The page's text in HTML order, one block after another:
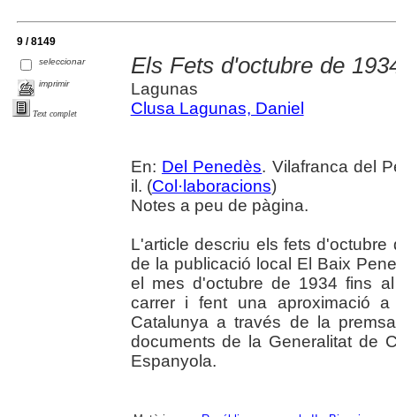
9 / 8149
seleccionar
imprimir
Text complet
Els Fets d'octubre de
Lagunas
Clusa Lagunas, Daniel
En: Del Penedès. Vilafranca del
il. (Col·laboracions)
Notes a peu de pàgina.
L'article descriu els fets
de la publicació local El Baix
el mes d'octubre de 1934 fins
carrer i fent una aproximació
Catalunya a través de la
documents de la Generalitat de
Espanyola.